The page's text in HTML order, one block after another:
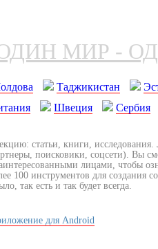
МИР -
Таджикистан
Швеция Сербия
статьи, книги,
поисковики, соцсети). Вы
лицами, чтобы
инструментов для создания
так есть и так будет всегда.
для Android